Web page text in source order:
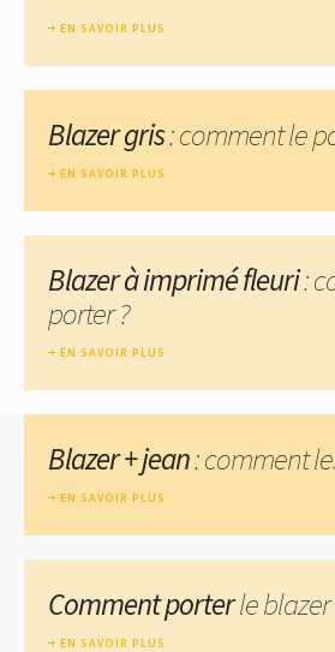
EN SAVOIR PLUS
Blazer gris: comment le
EN SAVOIR PLUS
Blazer à imprimé fleuri:
porter ?
EN SAVOIR PLUS
Blazer + jean: comment
EN SAVOIR PLUS
Comment porterle
EN SAVOIR PLUS